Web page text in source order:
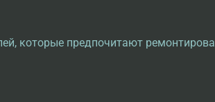
которые предпочитают